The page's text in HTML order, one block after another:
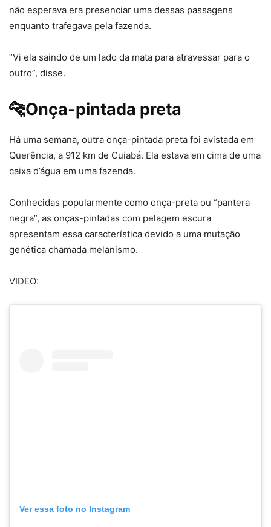
não esperava era presenciar uma dessas passagens
enquanto trafegava pela fazenda.
“Vi ela saindo de um lado da mata para atravessar para o
outro”, disse.
🐆Onça-pintada preta
Há uma semana, outra onça-pintada preta foi avistada em
Querência, a 912 km de Cuiabá. Ela estava em cima de uma
caixa d’água em uma fazenda.
Conhecidas popularmente como onça-preta ou “pantera
negra”, as onças-pintadas com pelagem escura
apresentam essa característica devido a uma mutação
genética chamada melanismo.
VIDEO:
Ver essa foto no Instagram